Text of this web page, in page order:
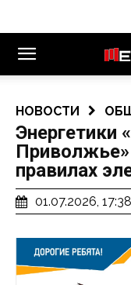
НОВОСТИ
Энергетики
правилах
01.07.2026, 17:38